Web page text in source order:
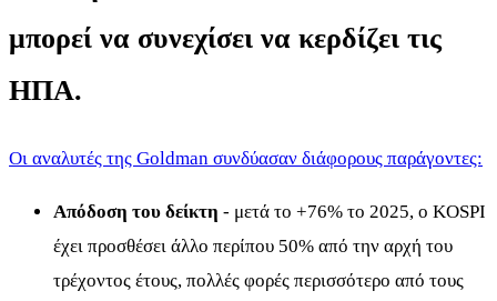
μπορεί να συνεχίσει να κερδίζει τις
ΗΠΑ.
Οι αναλυτές της Goldman συνδύασαν διάφορους παράγοντες:
Απόδοση του δείκτη - μετά το +76% το 2025, ο KOSPI
έχει προσθέσει άλλο περίπου 50% από την αρχή του
τρέχοντος έτους, πολλές φορές περισσότερο από τους